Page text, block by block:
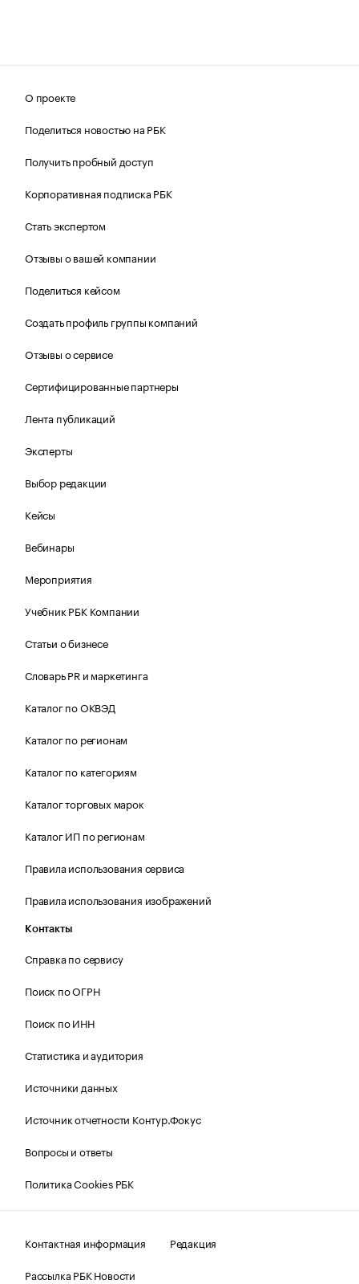
О проекте
Поделиться новостью на РБК
Получить пробный доступ
Корпоративная подписка РБК
Стать экспертом
Отзывы о вашей компании
Поделиться кейсом
Создать профиль группы компаний
Отзывы о сервисе
Сертифицированные партнеры
Лента публикаций
Эксперты
Выбор редакции
Кейсы
Вебинары
Мероприятия
Учебник РБК Компании
Статьи о бизнесе
Словарь PR и маркетинга
Каталог по ОКВЭД
Каталог по регионам
Каталог по категориям
Каталог торговых марок
Каталог ИП по регионам
Правила использования сервиса
Правила использования изображений
Контакты
Справка по сервису
Поиск по ОГРН
Поиск по ИНН
Статистика и аудитория
Источники данных
Источник отчетности Контур.Фокус
Вопросы и ответы
Политика Cookies РБК
Контактная информация
Редакция
Рассылка РБК Новости